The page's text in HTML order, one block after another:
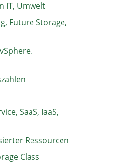
IT, Umwelt
Future Storage,
SaaS, IaaS,
Ressourcen
Class